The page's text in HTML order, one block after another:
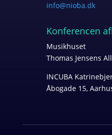
info@nioba.dk
Konferencen
Musikhuset
Thomas Jensens
INCUBA
Åbogade 15,